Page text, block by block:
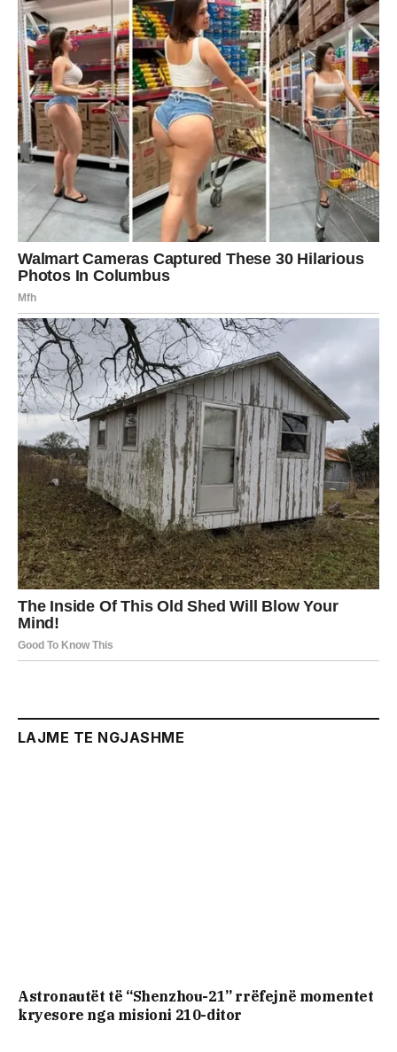
LAJME TE NGJASHME
Astronautët të “Shenzhou-21” rrëfejnë momentet
kryesore nga misioni 210-ditor